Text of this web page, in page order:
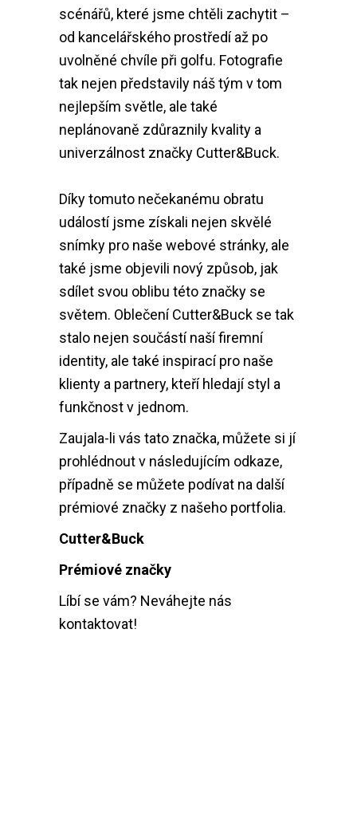
scénářů, které jsme chtěli zachytit –
od kancelářského prostředí až po
uvolněné chvíle při golfu. Fotografie
tak nejen představily náš tým v tom
nejlepším světle, ale také
neplánovaně zdůraznily kvality a
univerzálnost značky Cutter&Buck.
Díky tomuto nečekanému obratu
událostí jsme získali nejen skvělé
snímky pro naše webové stránky, ale
také jsme objevili nový způsob, jak
sdílet svou oblibu této značky se
světem. Oblečení Cutter&Buck se tak
stalo nejen součástí naší firemní
identity, ale také inspirací pro naše
klienty a partnery, kteří hledají styl a
funkčnost v jednom.
Zaujala-li vás tato značka, můžete si jí
prohlédnout v následujícím odkaze,
případně se můžete podívat na další
prémiové značky z našeho portfolia.
Cutter&Buck
Prémiové značky
Líbí se vám? Neváhejte nás
kontaktovat!